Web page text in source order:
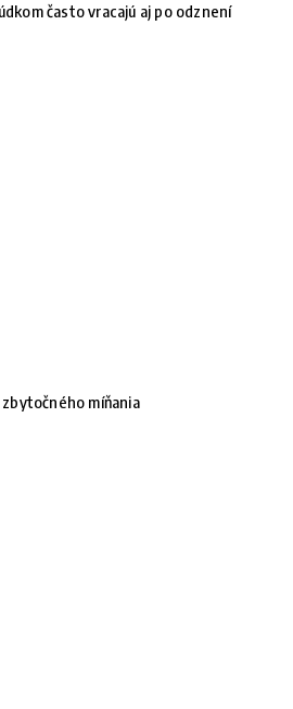
často vracajú aj po odznení
míňania